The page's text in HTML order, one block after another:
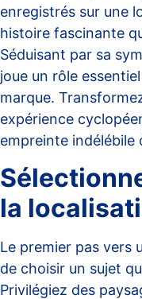
enregistrés sur une
histoire fascinante
Séduisant par sa
joue un rôle
marque.
expérience
empreinte indélébile
la
Le premier pas vers
de choisir un sujet
Privilégiez des